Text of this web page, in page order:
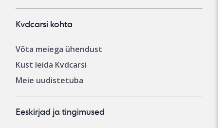
Kvdcarsi kohta
Võta meiega ühendust
Kust leida Kvdcarsi
Meie uudistetuba
Eeskirjad ja tingimused